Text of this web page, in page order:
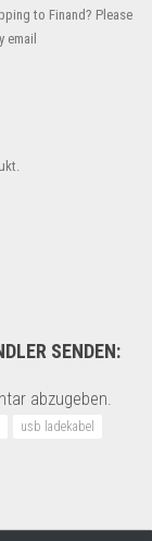
to Finand? Please
email
SENDEN:
abzugeben.
usb ladekabel